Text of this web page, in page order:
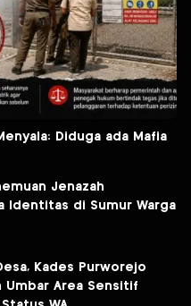
Jenazah
Identitas di Sumur Warga
Kades Purworejo
Umbar Area Sensitif